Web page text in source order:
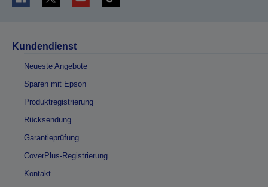
Kundendienst
Neueste Angebote
Sparen mit Epson
Produktregistrierung
Rücksendung
Garantieprüfung
CoverPlus-Registrierung
Kontakt